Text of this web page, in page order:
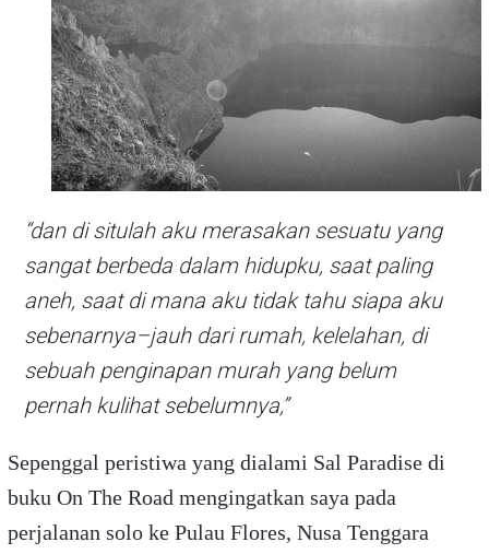
“dan di situlah aku merasakan sesuatu yang
sangat berbeda dalam hidupku, saat paling
aneh, saat di mana aku tidak tahu siapa aku
sebenarnya–jauh dari rumah, kelelahan, di
sebuah penginapan murah yang belum
pernah kulihat sebelumnya,”
Sepenggal peristiwa yang dialami Sal Paradise di
buku On The Road mengingatkan saya pada
perjalanan solo ke Pulau Flores, Nusa Tenggara